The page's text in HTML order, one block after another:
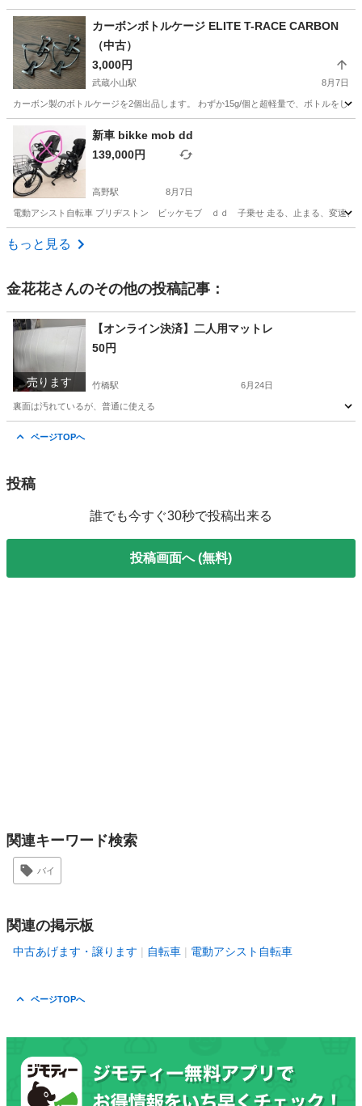
東京 台東区 入谷駅 その他
カーボンボトルケージ ELITE T-RACE CARBON
（中古）
3,000円
武蔵小山駅 8月7日
カーボン製のボトルケージを2個出品します。 わずか15g/個と超軽量で、ボトルをし
武蔵小山駅
新車 bikke mob dd
139,000円
高野駅 8月7日
電動アシスト自転車 ブリヂストン ビッケモブ ｄｄ 子乗せ 走る、止まる、変速、
東京 足立区
もっと見る
金花花さんのその他の投稿記事：
売ります
【オンライン決済】二人用マットレ
50円
竹橋駅 6月24日
裏面は汚れているが、普通に使える
ページTOPへ
投稿
誰でも今すぐ30秒で投稿出来る
投稿画面へ (無料)
関連キーワード検索
バイ
関連の掲示板
中古あげます・譲ります 自転車 電動アシスト自転車
ページTOPへ